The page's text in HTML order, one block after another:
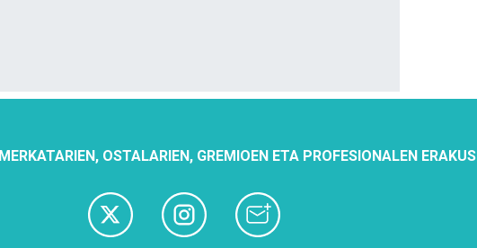
OSTALARIEN, GREMIOEN ETA PROFESIONALEN